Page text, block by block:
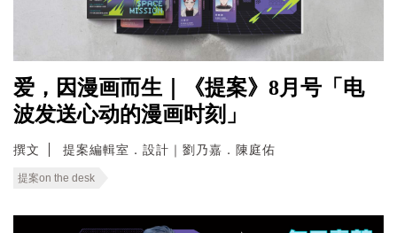
爱，因漫画而生｜《提案》8月号「电
波发送心动的漫画时刻」
撰文 提案編輯室．設計｜劉乃嘉．陳庭佑
提案on the desk